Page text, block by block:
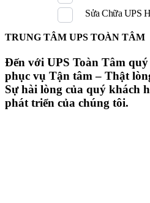
Sửa Chữa UPS
TRUNG TÂM UPS TOÀN TÂM
Đến với UPS Toàn Tâm
phục vụ Tận tâm – Thật
Sự hài lòng của quý khách
phát triển của chúng tôi.